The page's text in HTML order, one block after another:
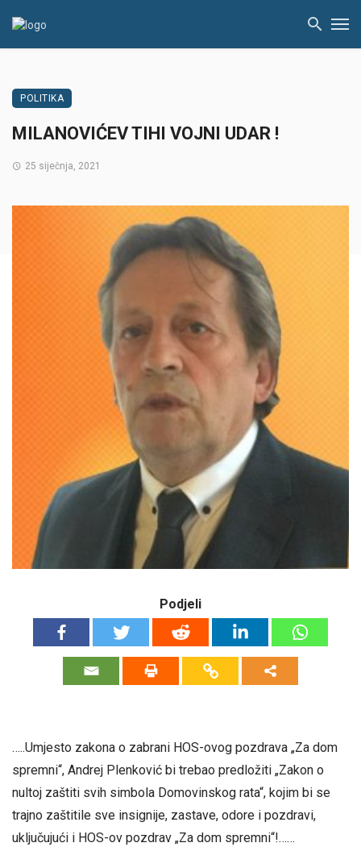
POLITIKA
MILANOVIĆEV TIHI VOJNI UDAR !
25 siječnja, 2021
Podjeli
…..Umjesto zakona o zabrani HOS-ovog pozdrava „Za dom
spremni“, Andrej Plenković bi trebao predložiti „Zakon o
nultoj zaštiti svih simbola Domovinskog rata“, kojim bi se
trajno zaštitile sve insignije, zastave, odore i pozdravi,
uključujući i HOS-ov pozdrav „Za dom spremni“!……